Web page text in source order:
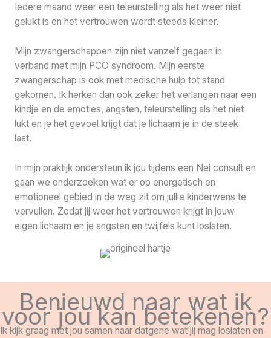
Iedere maand weer een teleurstelling als het weer niet
gelukt is en het vertrouwen wordt steeds kleiner.
Mijn zwangerschappen zijn niet vanzelf gegaan in
verband met mijn PCO syndroom. Mijn eerste
zwangerschap is ook met medische hulp tot stand
gekomen. Ik herken dan ook zeker het verlangen naar een
kindje en de emoties, angsten, teleurstelling als het niet
lukt en je het gevoel krijgt dat je lichaam je in de steek
laat.
In mijn praktijk ondersteun ik jou tijdens een Nei consult en
gaan we onderzoeken wat er op energetisch en
emotioneel gebied in de weg zit om jullie kinderwens te
vervullen. Zodat jij weer het vertrouwen krijgt in jouw
eigen lichaam en je angsten en twijfels kunt loslaten.
Benieuwd naar wat ik
voor jou kan betekenen?
Ik kijk graag met jou samen naar datgene wat jij mag loslaten en